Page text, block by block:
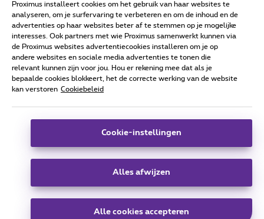
Forumvoorwaarden Accessibility statement
Alle rechten voorbehouden. © Proximus
Algemene voorwaarden, consumenteninfo
Deze website is gecreëerd en wordt beheerd conform het
Koning Albert II-laan 27 - B-1030 Brussel.
Carrier & Wholesale Solutions
Telindus
Proximus installeert cookies om het gebruik van haar websites te
analyseren, om je surfervaring te verbeteren en om de inhoud en de
advertenties op haar websites beter af te stemmen op je mogelijke
interesses. Ook partners met wie Proximus samenwerkt kunnen via
de Proximus websites advertentiecookies installeren om je op
andere websites en sociale media advertenties te tonen die
relevant kunnen zijn voor jou. Hou er rekening mee dat als je
bepaalde cookies blokkeert, het de correcte werking van de website
kan verstoren Cookiebeleid
Cookie-instellingen
Alles afwijzen
Alle cookies accepteren